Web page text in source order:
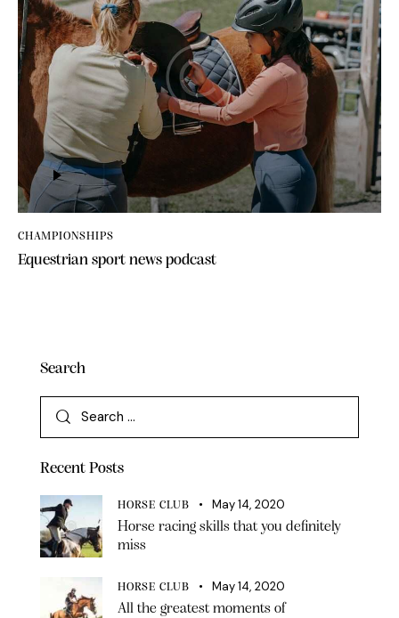
Audio
Player
CHAMPIONSHIPS
Equestrian sport news podcast
Search
Recent Posts
HORSE CLUB
May 14, 2020
Horse racing skills that you definitely
miss
HORSE CLUB
May 14, 2020
All the greatest moments of